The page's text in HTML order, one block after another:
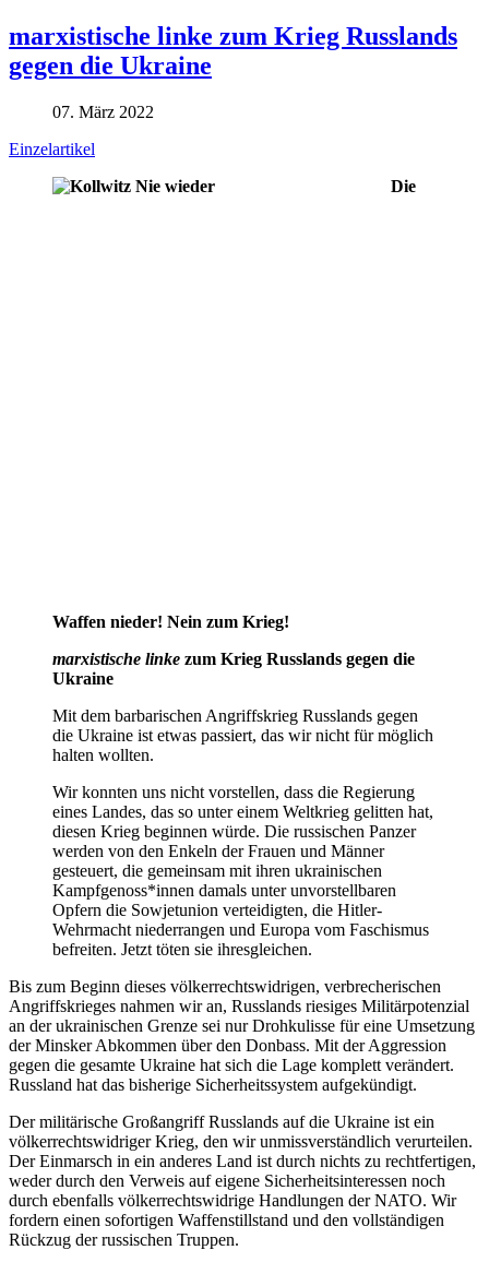
marxistische linke zum Krieg Russlands
gegen die Ukraine
07. März 2022
Einzelartikel
Die
Waffen nieder! Nein zum Krieg!
marxistische linke zum Krieg Russlands gegen die
Ukraine
Mit dem barbarischen Angriffskrieg Russlands gegen
die Ukraine ist etwas passiert, das wir nicht für möglich
halten wollten.
Wir konnten uns nicht vorstellen, dass die Regierung
eines Landes, das so unter einem Weltkrieg gelitten hat,
diesen Krieg beginnen würde. Die russischen Panzer
werden von den Enkeln der Frauen und Männer
gesteuert, die gemeinsam mit ihren ukrainischen
Kampfgenoss*innen damals unter unvorstellbaren
Opfern die Sowjetunion verteidigten, die Hitler-
Wehrmacht niederrangen und Europa vom Faschismus
befreiten. Jetzt töten sie ihresgleichen.
Bis zum Beginn dieses völkerrechtswidrigen, verbrecherischen
Angriffskrieges nahmen wir an, Russlands riesiges Militärpotenzial
an der ukrainischen Grenze sei nur Drohkulisse für eine Umsetzung
der Minsker Abkommen über den Donbass. Mit der Aggression
gegen die gesamte Ukraine hat sich die Lage komplett verändert.
Russland hat das bisherige Sicherheitssystem aufgekündigt.
Der militärische Großangriff Russlands auf die Ukraine ist ein
völkerrechtswidriger Krieg, den wir unmissverständlich verurteilen.
Der Einmarsch in ein anderes Land ist durch nichts zu rechtfertigen,
weder durch den Verweis auf eigene Sicherheitsinteressen noch
durch ebenfalls völkerrechtswidrige Handlungen der NATO. Wir
fordern einen sofortigen Waffenstillstand und den vollständigen
Rückzug der russischen Truppen.